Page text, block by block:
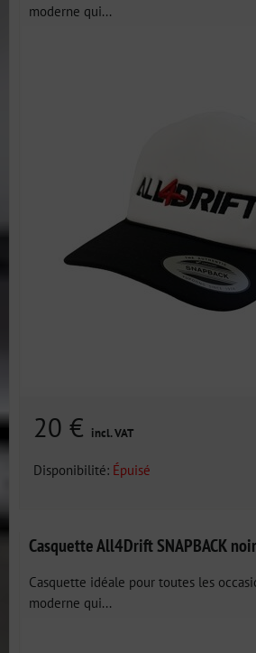
moderne qui...
20 € incl. VAT
Disponibilité: Épuisé
Casquette All4Drift SNAPBACK
Casquette idéale pour toutes les
moderne qui...